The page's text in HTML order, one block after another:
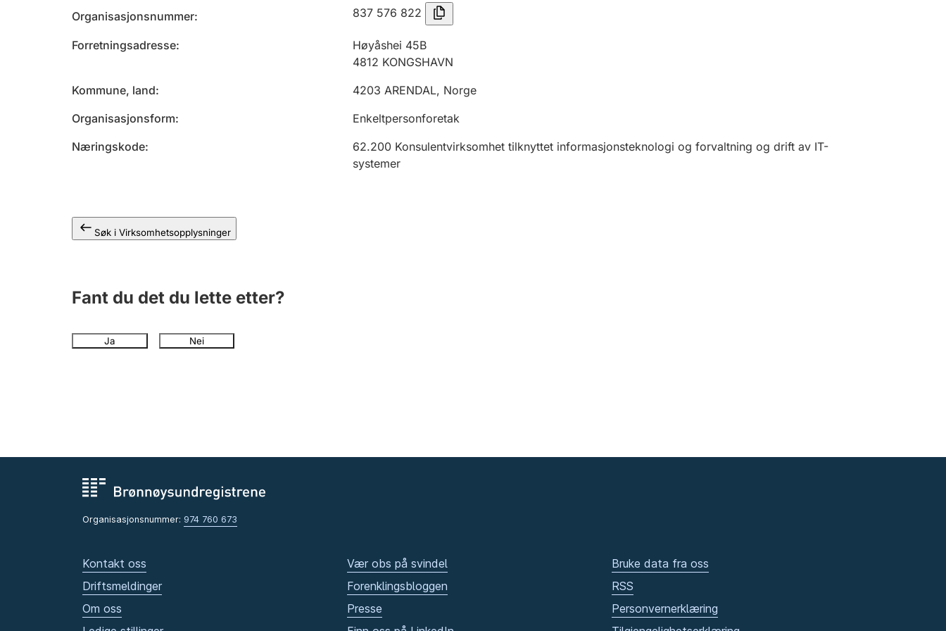
Organisasjonsnummer 837 576 822
Forretningsadresse
Høyåshei 45B
4812 KONGSHAVN
Kommune, land
4203 ARENDAL, Norge
Organisasjonsform
Enkeltpersonforetak
Næringskode
62.200 Konsulentvirksomhet tilknyttet informasjonsteknologi og forvaltning og drift av IT-
systemer
Søk i Virksomhetsopplysninger
Fant du det du lette etter?
Ja Nei
Organisasjonsnummer: 974 760 673
Kontakt oss
Driftsmeldinger
Om oss
Vær obs på svindel
Forenklingsbloggen
Presse
Bruke data fra oss
RSS
Personvernerklæring